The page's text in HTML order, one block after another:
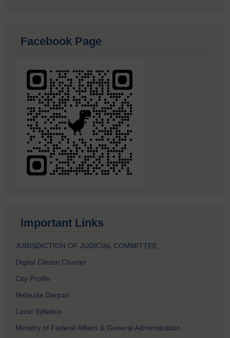
Facebook Page
Important Links
JURISDICTION OF JUDICIAL COMMITTEE
Digital Citizen Charter
City Profile
Hetauda Darpan
Local Syllabus
Ministry of Federal Affairs & General Administration